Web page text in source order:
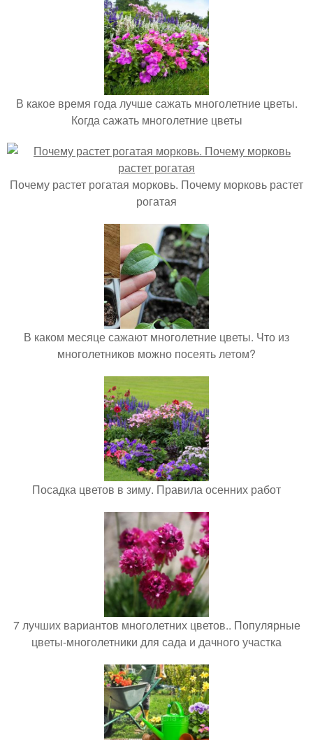
В какое время года лучше сажать многолетние цветы.
Когда сажать многолетние цветы
Почему растет рогатая морковь. Почему морковь растет
рогатая
В каком месяце сажают многолетние цветы. Что из
многолетников можно посеять летом?
Посадка цветов в зиму. Правила осенних работ
7 лучших вариантов многолетних цветов.. Популярные
цветы-многолетники для сада и дачного участка